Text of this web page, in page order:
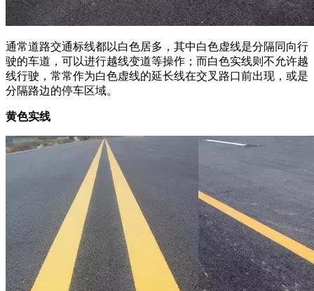
通常道路交通标线都以白色居多，其中白色虚线是分隔同向行
驶的车道，可以进行越线变道等操作；而白色实线则不允许越
线行驶，常常作为白色虚线的延长线在交叉路口前出现，或是
分隔路边的停车区域。
黄色实线